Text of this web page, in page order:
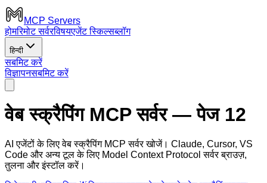
MCP Servers
होमरिमोट सर्वरविषयएजेंट स्किल्सब्लॉग
हिन्दी
सबमिट करें
विज्ञापनसबमिट करें
वेब स्क्रैपिंग MCP सर्वर— पेज 12
AI एजेंटों के लिए वेब स्क्रैपिंग MCP सर्वर खोजें। Claude, Cursor, VS
Code और अन्य टूल के लिए Model Context Protocol सर्वर ब्राउज़,
तुलना और इंस्टॉल करें।